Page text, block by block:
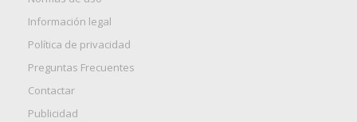
Información legal
Política de privacidad
Preguntas Frecuentes
Contactar
Publicidad